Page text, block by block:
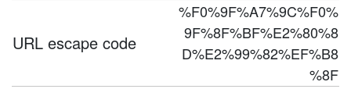
URL escape code
%F0%9F%A7%9C%F0%
9F%8F%BF%E2%80%8
D%E2%99%82%EF%B8
%8F